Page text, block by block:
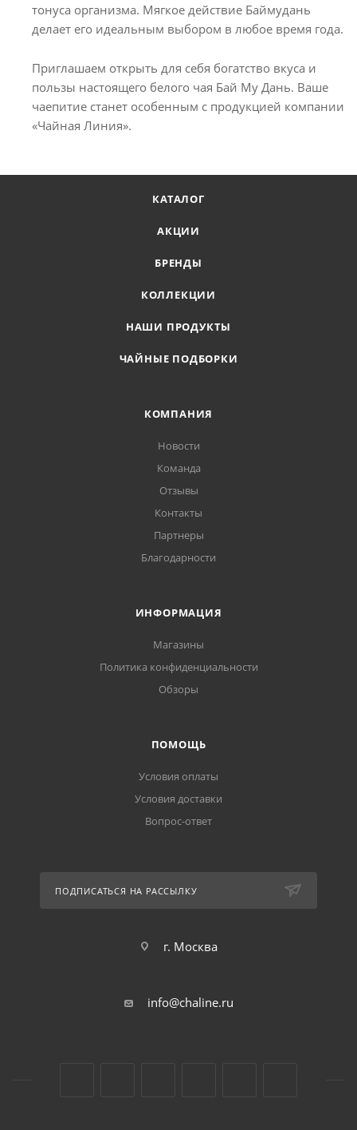
тонуса организма. Мягкое действие Баймудань
делает его идеальным выбором в любое время года.
Приглашаем открыть для себя богатство вкуса и
пользы настоящего белого чая Бай Му Дань. Ваше
чаепитие станет особенным с продукцией компании
«Чайная Линия».
КАТАЛОГ
АКЦИИ
БРЕНДЫ
КОЛЛЕКЦИИ
НАШИ ПРОДУКТЫ
ЧАЙНЫЕ ПОДБОРКИ
КОМПАНИЯ
Новости
Команда
Отзывы
Контакты
Партнеры
Благодарности
ИНФОРМАЦИЯ
Магазины
Политика конфиденциальности
Обзоры
ПОМОЩЬ
Условия оплаты
Условия доставки
Вопрос-ответ
ПОДПИСАТЬСЯ НА РАССЫЛКУ
г. Москва
info@chaline.ru